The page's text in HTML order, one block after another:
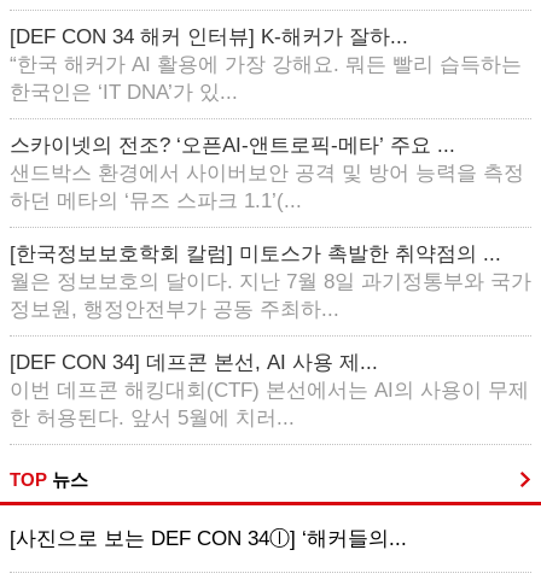
[DEF CON 34 해커 인터뷰] K-해커가 잘하...
“한국 해커가 AI 활용에 가장 강해요. 뭐든 빨리 습득하는
한국인은 ‘IT DNA’가 있...
스카이넷의 전조? ‘오픈AI-앤트로픽-메타’ 주요 ...
샌드박스 환경에서 사이버보안 공격 및 방어 능력을 측정
하던 메타의 ‘뮤즈 스파크 1.1’(...
[한국정보보호학회 칼럼] 미토스가 촉발한 취약점의 ...
월은 정보보호의 달이다. 지난 7월 8일 과기정통부와 국가
정보원, 행정안전부가 공동 주최하...
[DEF CON 34] 데프콘 본선, AI 사용 제...
이번 데프콘 해킹대회(CTF) 본선에서는 AI의 사용이 무제
한 허용된다. 앞서 5월에 치러...
TOP 뉴스
[사진으로 보는 DEF CON 34ⓛ] ‘해커들의...